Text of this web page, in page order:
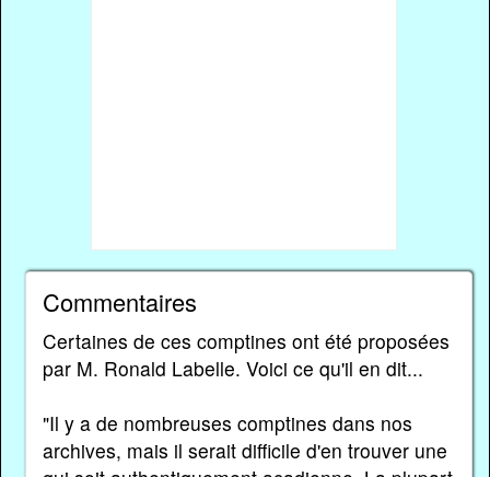
Commentaires
Certaines de ces comptines ont été proposées
par M. Ronald Labelle. Voici ce qu'il en dit...
"Il y a de nombreuses comptines dans nos
archives, mais il serait difficile d'en trouver une